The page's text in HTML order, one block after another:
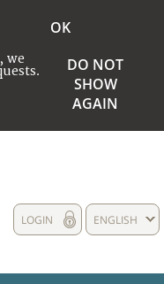
we
OK
DO NOT
SHOW
AGAIN
ENGLISH
LOGIN